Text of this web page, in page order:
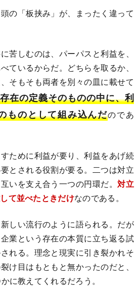
の「板挟み」が、まったく違って
苦しむのは、パーパスと利益を、
ているからだ。どちらを取るか、
そもそも両者を別々の皿に載せて
在の定義そのものの中に、利
ものとして組み込んだのであ
ために利益が要り、利益をあげ続
とされる役割が要る。二つは対立
いを支え合う一つの円環だ。対立
て並べたときだけなのである。
しい流行のように語られる。だが
業という存在の本質に立ち返る試
れる。理念と現実に引き裂かれそ
け目はもともと無かったのだと、
に教えてくれるだろう。